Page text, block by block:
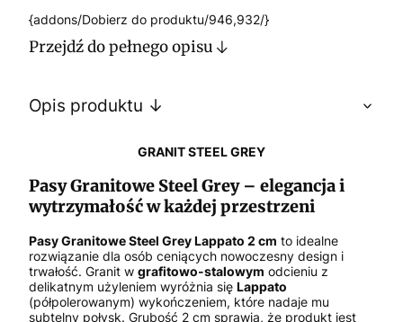
{addons/Dobierz do produktu/946,932/}
Przejdź do pełnego opisu
Opis produktu ↓
GRANIT STEEL GREY
Pasy Granitowe Steel Grey – elegancja i
wytrzymałość w każdej przestrzeni
Pasy Granitowe Steel Grey Lappato 2 cm to idealne
rozwiązanie dla osób ceniących nowoczesny design i
trwałość. Granit w grafitowo-stalowym odcieniu z
delikatnym użyleniem wyróżnia się Lappato
(półpolerowanym) wykończeniem, które nadaje mu
subtelny połysk. Grubość 2 cm sprawia, że produkt jest